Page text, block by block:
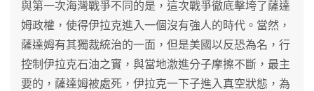
與第一次海灣戰爭不同的是，這次戰爭徹底擊垮了薩達
姆政權，使得伊拉克進入一個沒有強人的時代。當然，
薩達姆有其獨裁統治的一面，但是美國以反恐為名，行
控制伊拉克石油之實，與當地激進分子摩擦不斷，最主
要的，薩達姆被處死，伊拉克一下子進入真空狀態，為